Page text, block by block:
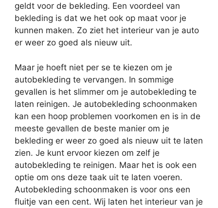
geldt voor de bekleding. Een voordeel van
bekleding is dat we het ook op maat voor je
kunnen maken. Zo ziet het interieur van je auto
er weer zo goed als nieuw uit.
Maar je hoeft niet per se te kiezen om je
autobekleding te vervangen. In sommige
gevallen is het slimmer om je autobekleding te
laten reinigen. Je autobekleding schoonmaken
kan een hoop problemen voorkomen en is in de
meeste gevallen de beste manier om je
bekleding er weer zo goed als nieuw uit te laten
zien. Je kunt ervoor kiezen om zelf je
autobekleding te reinigen. Maar het is ook een
optie om ons deze taak uit te laten voeren.
Autobekleding schoonmaken is voor ons een
fluitje van een cent. Wij laten het interieur van je